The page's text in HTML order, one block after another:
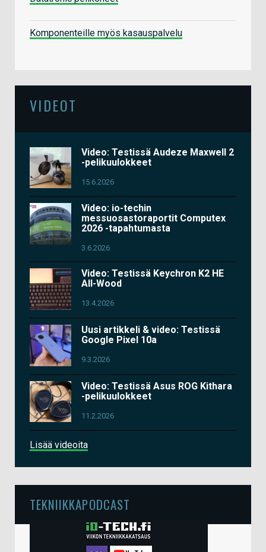
Komponenteille myös kasauspalvelu
VIDEOT
Video: Testissä Audeze Maxwell 2
-pelikuulokkeet
15.6.2026
Video: io-techin
messuosastoraportit Computex
2026 -tapahtumasta
3.6.2026
Video: Testissä Keychron K2 HE
All-Wood
13.4.2026
Uusi artikkeli & video: Testissä
Google Pixel 10a
9.3.2026
Video: Testissä Asus ROG Kithara
-pelikuulokkeet
11.2.2026
Lisää videoita
TEKNIIKKAPODCAST